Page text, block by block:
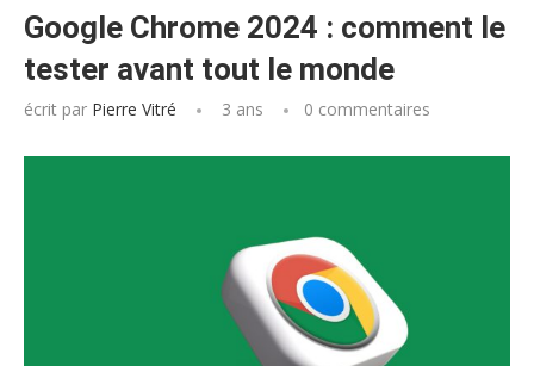
Google Chrome 2024 : comment le
tester avant tout le monde
écrit par Pierre Vitré 3 ans 0 commentaires